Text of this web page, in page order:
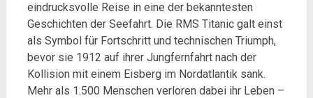
eindrucksvolle Reise in eine der bekanntesten
Geschichten der Seefahrt. Die RMS Titanic galt einst
als Symbol für Fortschritt und technischen Triumph,
bevor sie 1912 auf ihrer Jungfernfahrt nach der
Kollision mit einem Eisberg im Nordatlantik sank.
Mehr als 1.500 Menschen verloren dabei ihr Leben –